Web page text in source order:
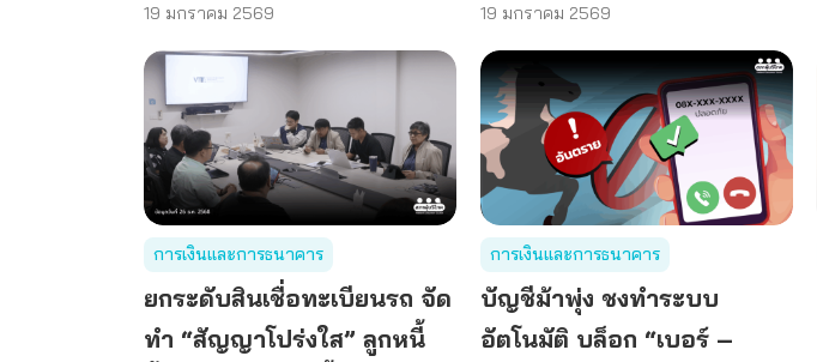
19 มกราคม 2569 19 มกราคม 2569
การเงินและการธนาคาร
ยกระดับสินเชื่อทะเบียนรถ จัด
ทำ “สัญญาโปร่งใส” ลูกหนี้
การเงินและการธนาคาร
บัญชีม้าพุ่ง ชงทำระบบ
อัตโนมัติ บล็อก “เบอร์ –